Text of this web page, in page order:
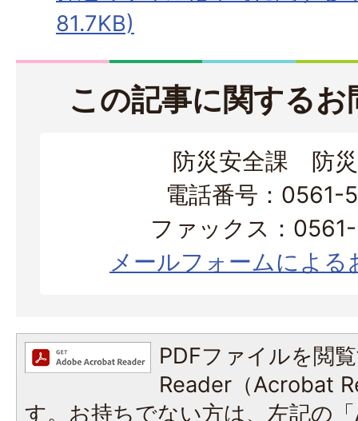
81.7KB)
この記事に関する
防災安全課 防
電話番号：0561-
ファックス：
メールフォームによる
PDFファイルを閲
Reader（Acrobat
す。お持ちでない方は、左記の